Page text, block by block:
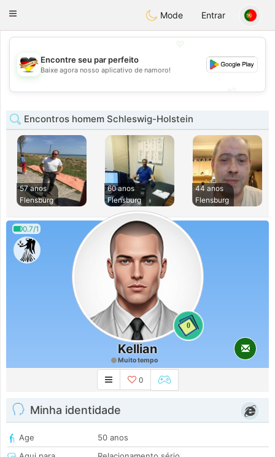
DeutschDating
Toggle
Mode Entrar
💖
💕
Encontre seu par perfeito
Baixe agora nosso aplicativo de namoro!
Encontros homem Schleswig-Holstein
57 anos
Flensburg
60 anos
Flensburg
44 anos
Flensburg
0.7/1
0
Kellian
Muito tempo
0
Minha identidade
Age
50 anos